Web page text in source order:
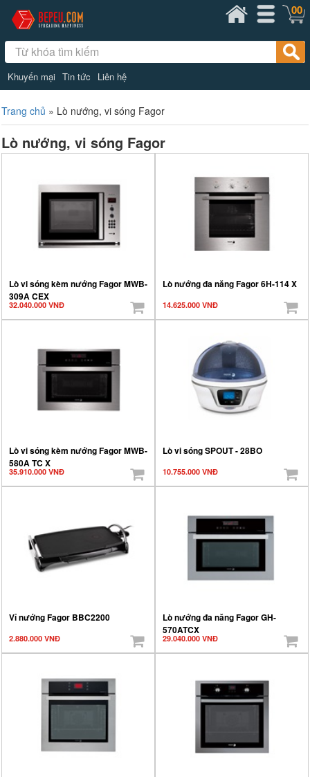
Khuyến mại Tin tức Liên hệ
00
Trang chủ » Lò nướng, vi sóng Fagor
Lò nướng, vi sóng Fagor
Lò vi sóng kèm nướng Fagor MWB-
309A CEX
32.040.000 VNĐ
Lò nướng đa năng Fagor 6H-114 X
14.625.000 VNĐ
Lò vi sóng kèm nướng Fagor MWB-
580A TC X
35.910.000 VNĐ
Lò vi sóng SPOUT - 28BO
10.755.000 VNĐ
Vỉ nướng Fagor BBC2200
2.880.000 VNĐ
Lò nướng đa năng Fagor GH-
570ATCX
29.040.000 VNĐ